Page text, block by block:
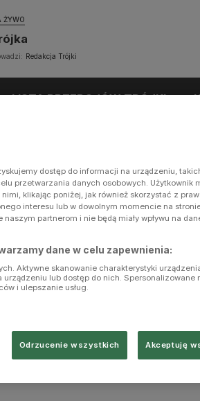
ŻYWO
Redakcja Trójki
LISTA PRZEBOJÓW TRÓJKI
dostęp do informacji na urządzeniu,
przetwarzania danych osobowych. Użytkownik
klikając poniżej, jak również skorzystać z
interesu lub w dowolnym momencie na
partnerom i nie będą miały wpływu na
dane w celu zapewnienia:
Aktywne skanowanie charakterystyki
lub dostęp do nich. Spersonalizowane
i ulepszanie usług.
Odrzucenie wszystkich Akceptuję